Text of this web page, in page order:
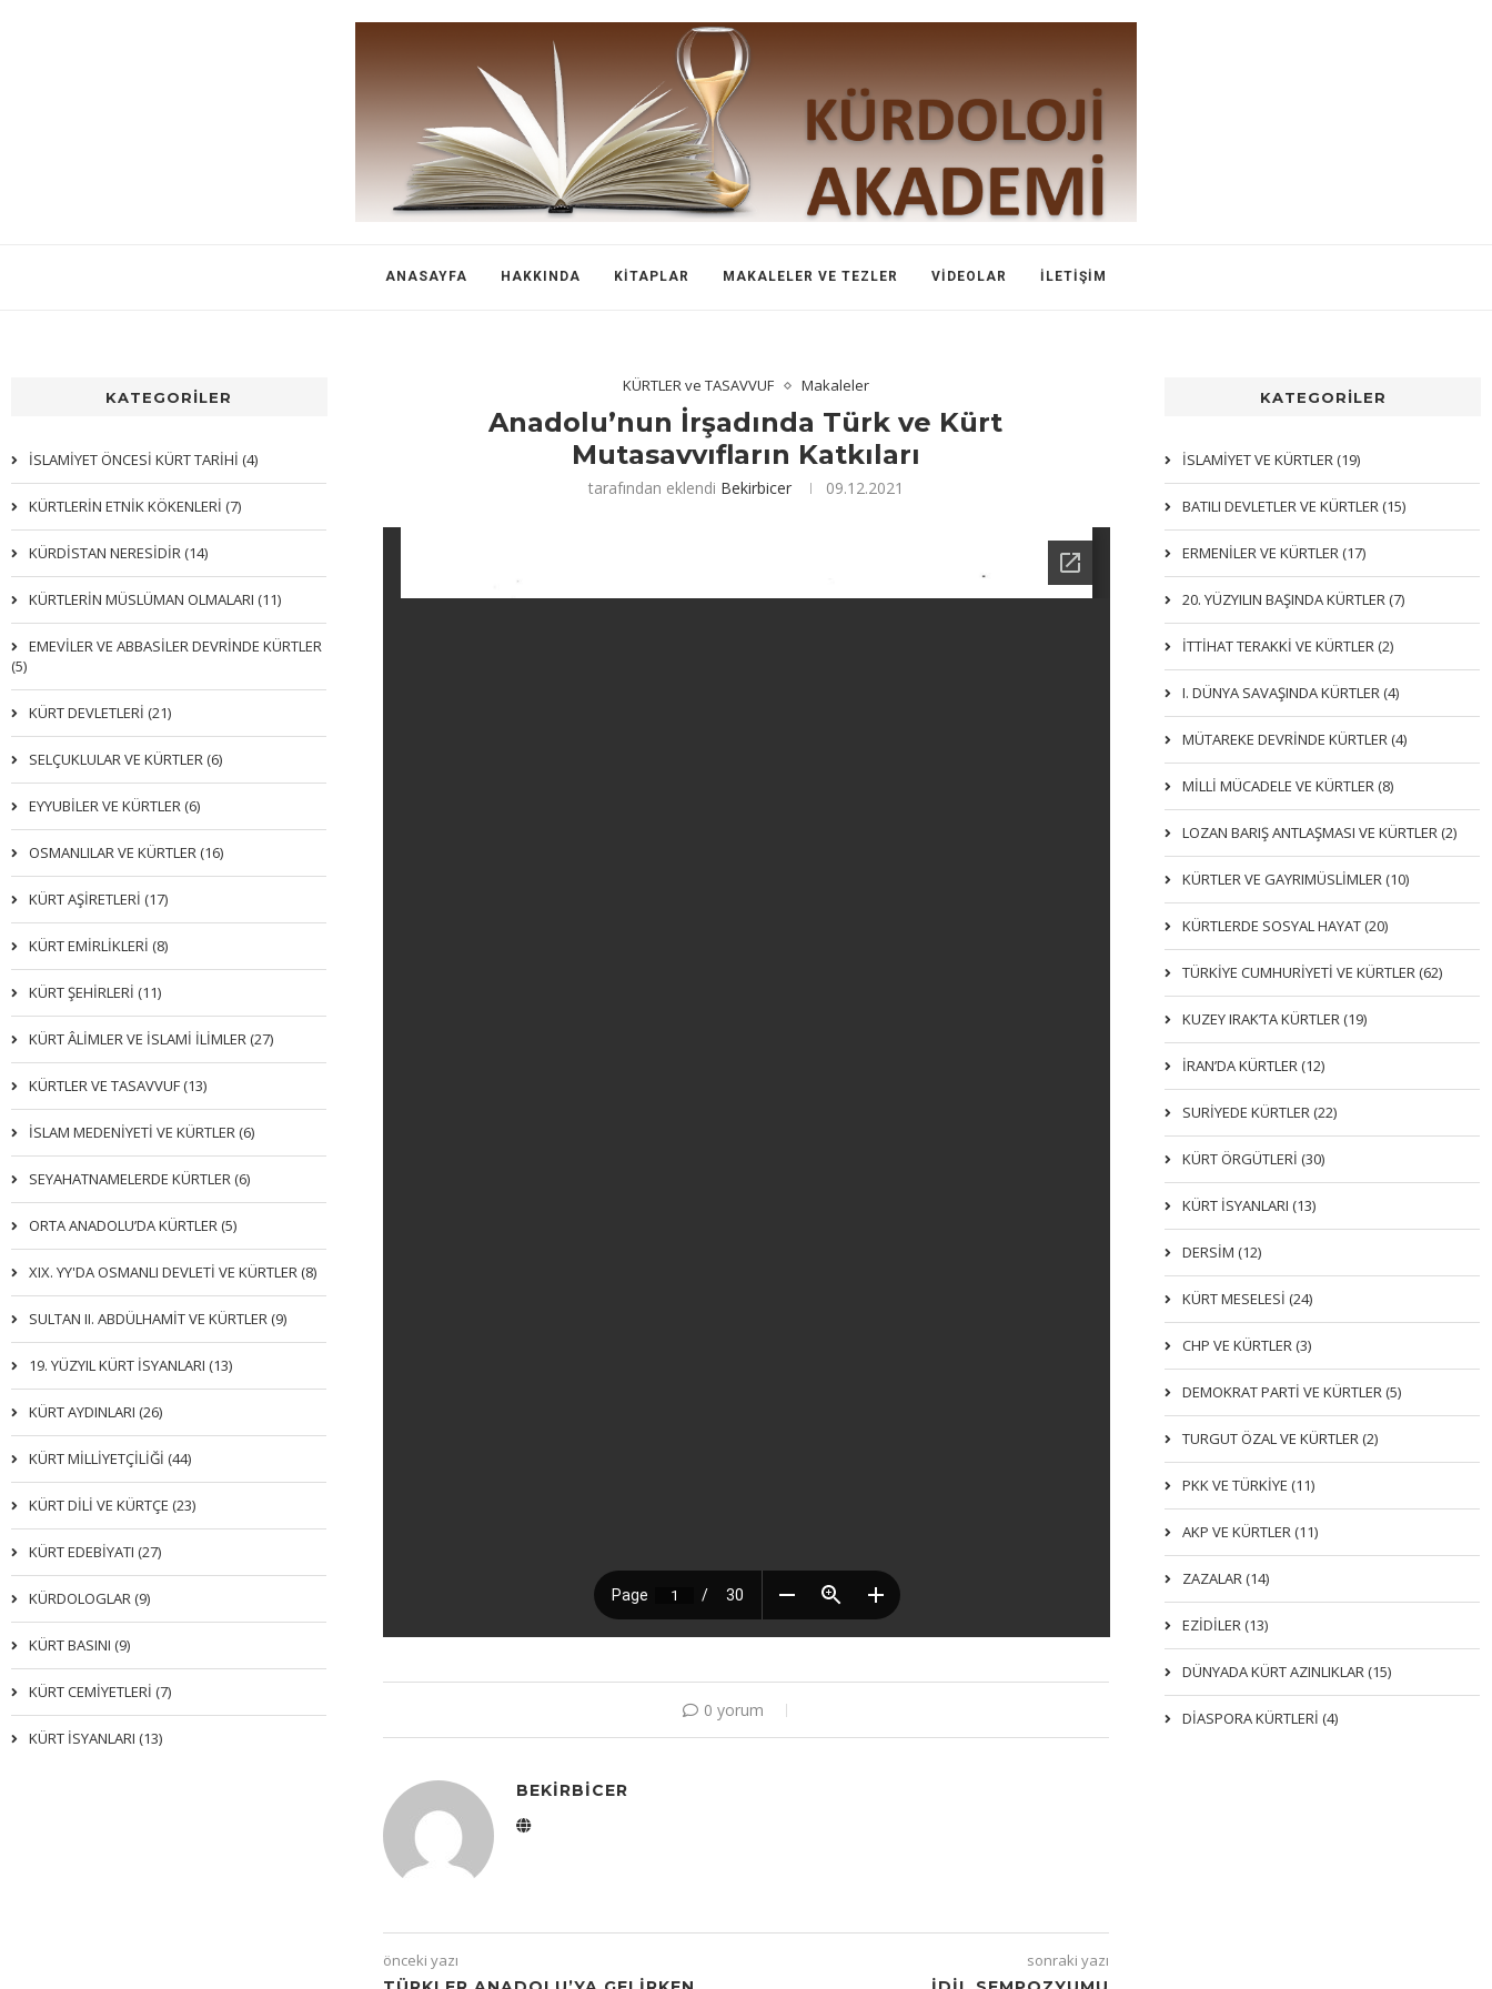
ANASAYFA HAKKINDA KITAPLAR MAKALELER VE TEZLER VIDEOLAR İLETIŞIM
KÜRTLER ve TASAVVUF Makaleler
Anadolu’nun İrşadında Türk ve Kürt
Mutasavvıfların Katkıları
tarafından eklendi Bekirbicer 09.12.2021
0 yorum
BEKIRBICER
önceki yazı
sonraki yazı
KATEGORİLER
İSLAMIYET VE KÜRTLER (19)
BATILI DEVLETLER VE KÜRTLER (15)
ERMENİLER VE KÜRTLER (17)
20. YÜZYILIN BAŞINDA KÜRTLER (7)
İTTIHAT TERAKKI VE KÜRTLER (2)
I. DÜNYA SAVAŞINDA KÜRTLER (4)
MÜTAREKE DEVRİNDE KÜRTLER (4)
MİLLİ MÜCADELE VE KÜRTLER (8)
LOZAN BARIŞ ANTLAŞMASI VE KÜRTLER (2)
KÜRTLER VE GAYRIMÜSLIMLER (10)
KÜRTLERDE SOSYAL HAYAT (20)
TÜRKİYE CUMHURİYETİ VE KÜRTLER (62)
KUZEY IRAK’TA KÜRTLER (19)
İRAN’DA KÜRTLER (12)
SURİYEDE KÜRTLER (22)
KÜRT ÖRGÜTLERİ (30)
KÜRT İSYANLARI (13)
DERSIM (12)
KÜRT MESELESİ (24)
CHP VE KÜRTLER (3)
DEMOKRAT PARTI VE KÜRTLER (5)
TURGUT ÖZAL VE KÜRTLER (2)
PKK VE TÜRKIYE (11)
AKP VE KÜRTLER (11)
ZAZALAR (14)
EZIDILER (13)
DÜNYADA KÜRT AZINLIKLAR (15)
DİASPORA KÜRTLERİ (4)
KATEGORİLER
İSLAMİYET ÖNCESİ KÜRT TARİHİ (4)
KÜRTLERIN ETNIK KÖKENLERI (7)
KÜRDİSTAN NERESİDİR (14)
KÜRTLERİN MÜSLÜMAN OLMALARI (11)
EMEVİLER VE ABBASİLER DEVRİNDE KÜRTLER
(5)
KÜRT DEVLETLERİ (21)
SELÇUKLULAR VE KÜRTLER (6)
EYYUBİLER VE KÜRTLER (6)
OSMANLILAR VE KÜRTLER (16)
KÜRT AŞİRETLERİ (17)
KÜRT EMİRLİKLERİ (8)
KÜRT ŞEHİRLERİ (11)
KÜRT ÂLİMLER VE İSLAMİ İLİMLER (27)
KÜRTLER VE TASAVVUF (13)
İSLAM MEDENİYETİ VE KÜRTLER (6)
SEYAHATNAMELERDE KÜRTLER (6)
ORTA ANADOLU’DA KÜRTLER (5)
XIX. YY'DA OSMANLI DEVLETI VE KÜRTLER (8)
SULTAN II. ABDÜLHAMİT VE KÜRTLER (9)
19. YÜZYIL KÜRT İSYANLARI (13)
KÜRT AYDINLARI (26)
KÜRT MİLLİYETÇİLİĞİ (44)
KÜRT DİLİ VE KÜRTÇE (23)
KÜRT EDEBİYATI (27)
KÜRDOLOGLAR (9)
KÜRT BASINI (9)
KÜRT CEMİYETLERİ (7)
KÜRT İSYANLARI (13)